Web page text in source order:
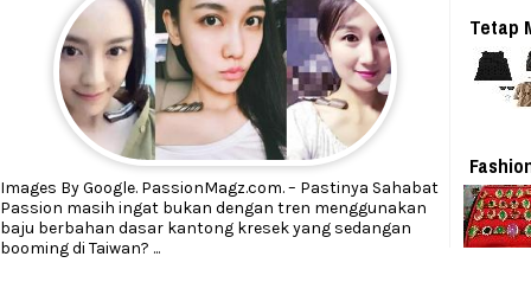
Images By Google. PassionMagz.com. – Pastinya Sahabat
Passion masih ingat bukan dengan tren menggunakan
baju berbahan dasar kantong kresek yang sedangan
booming di Taiwan? ...
Tetap